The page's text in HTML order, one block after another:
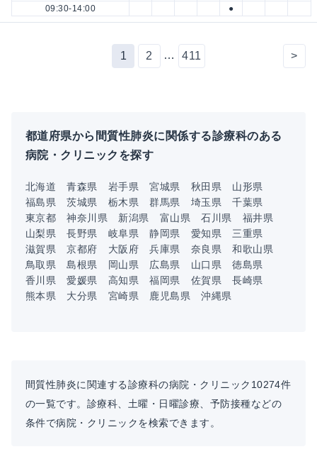
09:30-14:00
●
1 2 … 411 >
都道府県から間質性肺炎に関係する診療科のある
病院・クリニックを探す
北海道 青森県 岩手県 宮城県 秋田県
山形県
福島県
茨城県 栃木県 群馬県 埼玉県
千葉県
東京都
神奈川県 新潟県 富山県 石川県
福井県
山梨県
長野県 岐阜県 静岡県 愛知県
三重県
滋賀県
京都府 大阪府 兵庫県 奈良県
和歌山県
鳥取県
島根県 岡山県 広島県 山口県
徳島県
香川県
愛媛県 高知県 福岡県 佐賀県
長崎県
熊本県
大分県 宮崎県 鹿児島県 沖縄県
間質性肺炎に関連する診療科の病院・クリニック10274件
の一覧です。診療科、土曜・日曜診療、予防接種などの
条件で病院・クリニックを検索できます。